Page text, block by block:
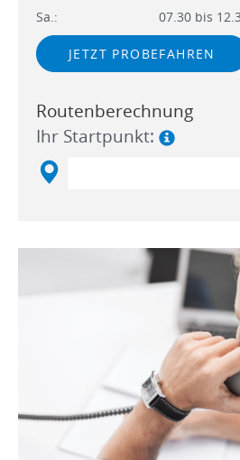
Sa.:
07.30 bis
JETZT PROBEFAHREN
Routenberechnung
Ihr Startpunkt: